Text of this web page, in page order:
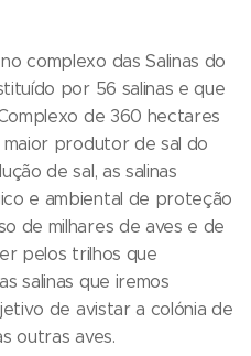
complexo das Salinas do
por 56 salinas e que
de 360 hectares
produtor de sal do
de sal, as salinas
e ambiental de proteção
de milhares de aves e de
pelos trilhos que
salinas que iremos
de avistar a colónia de
outras aves.